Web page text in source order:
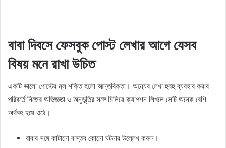
বাবা দিবসে ফেসবুক পোস্ট লেখার আগে যেসব
বিষয় মনে রাখা উচিত
একটি ভালো পোস্টের মূল শক্তি হলো আন্তরিকতা। অন্যের লেখা হুবহু ব্যবহার করার
পরিবর্তে নিজের অভিজ্ঞতা ও অনুভূতির সঙ্গে মিলিয়ে ক্যাপশন লিখলে সেটি অনেক বেশি
অর্থবহ হয়ে ওঠে।
বাবার সঙ্গে কাটানো বাস্তব কোনো ঘটনার উল্লেখ করুন।